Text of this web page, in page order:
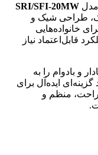
SRI/SFI-20MW
طراحی شیک و
خانواده‌هایی
قابل‌اعتماد نیاز
و بادوام را به
ایده‌آل برای
راحت، منظم و